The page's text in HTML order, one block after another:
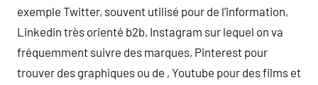
exemple Twitter, souvent utilisé pour de l’information,
Linkedin très orienté b2b, Instagram sur lequel on va
fréquemment suivre des marques, Pinterest pour
trouver des graphiques ou de , Youtube pour des films et